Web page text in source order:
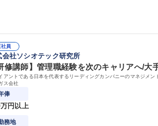
社員
会社ソシオテック研究所
修講師】管理職経験を次のキャリアへ/
アントである日本を代表するリーディングカンパニーのマネジメ
ス会社
俸
円以上
務地